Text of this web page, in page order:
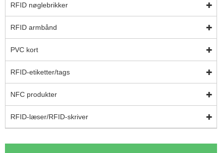
RFID nøglebrikker
RFID armbånd
PVC kort
RFID-etiketter/tags
NFC produkter
RFID-læser/RFID-skriver